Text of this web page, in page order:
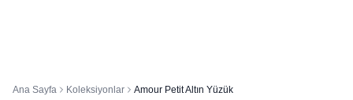
Ana Sayfa Koleksiyonlar Amour Petit Altın Yüzük